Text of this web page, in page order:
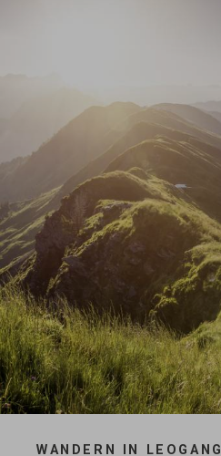
WANDERN IN LEOGANG